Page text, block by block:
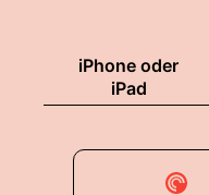
iPhone oder
iPad